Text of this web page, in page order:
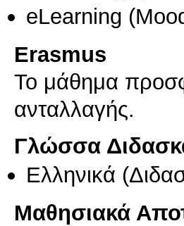
eLearning
Erasmus
Το μάθημα
ανταλλαγής.
Γλώσσα
Ελληνικά
Μαθησιακά